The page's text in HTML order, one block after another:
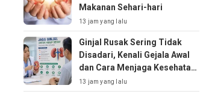
Makanan Sehari-hari
13 jam yang lalu
Ginjal Rusak Sering Tidak
Disadari, Kenali Gejala Awal
dan Cara Menjaga Kesehatan
Ginjal Sejak Dini
13 jam yang lalu